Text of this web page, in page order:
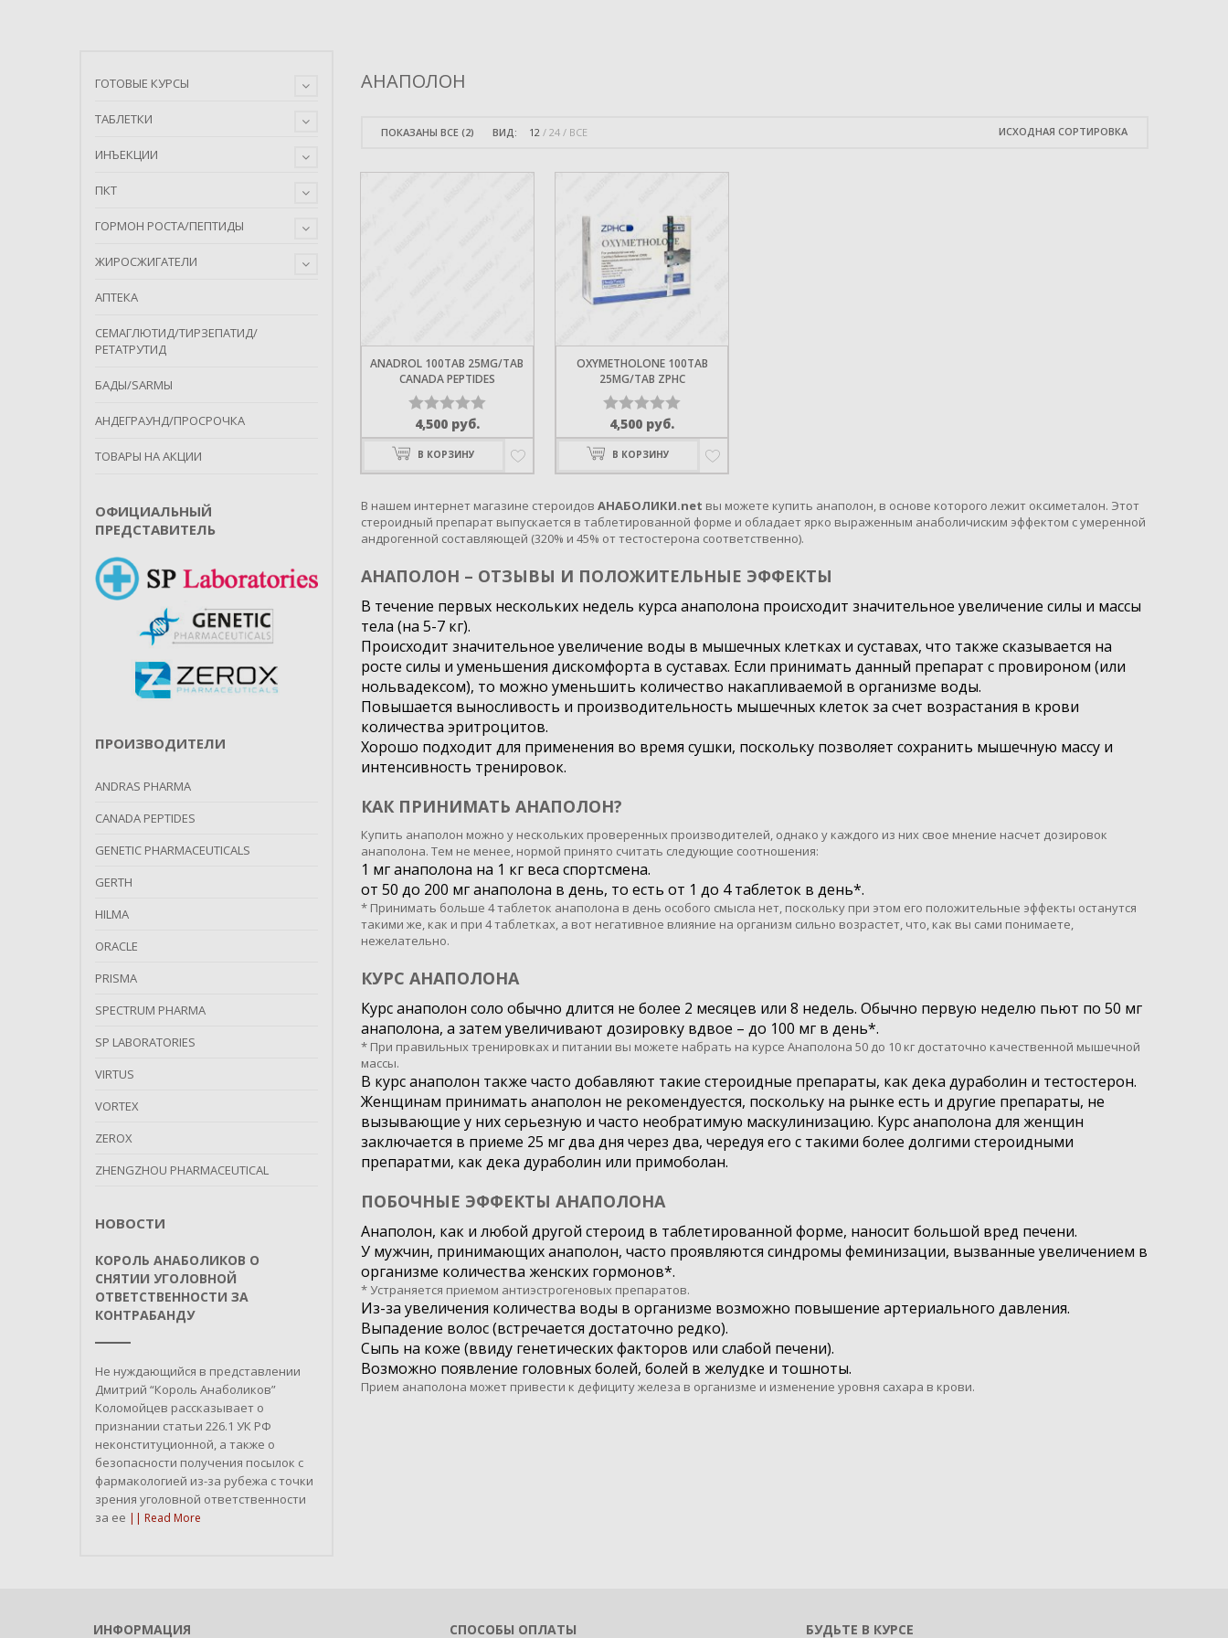
АНАПОЛОН
ПОКАЗАНЫ ВСЕ (2) ВИД: 12 24 ВСЕ
ANADROL 100TAB 25MG/TAB
CANADA PEPTIDES
Оценка
0
из
4,500 руб.
В КОРЗИНУ
OXYMETHOLONE 100TAB
25MG/TAB ZPHC
Оценка
0
из
4,500 руб.
В КОРЗИНУ
В нашем интернет магазине стероидов АНАБОЛИКИ.net вы можете купить анаполон, в основе которого лежит оксиметалон. Этот
стероидный препарат выпускается в таблетированной форме и обладает ярко выраженным анаболичиским эффектом с умеренной
андрогенной составляющей (320% и 45% от тестостерона соответственно).
АНАПОЛОН – ОТЗЫВЫ И ПОЛОЖИТЕЛЬНЫЕ ЭФФЕКТЫ
В течение первых нескольких недель курса анаполона происходит значительное увеличение силы и массы
тела (на 5-7 кг).
Происходит значительное увеличение воды в мышечных клетках и суставах, что также сказывается на
росте силы и уменьшения дискомфорта в суставах. Если принимать данный препарат с провироном (или
нольвадексом), то можно уменьшить количество накапливаемой в организме воды.
Повышается выносливость и производительность мышечных клеток за счет возрастания в крови
количества эритроцитов.
Хорошо подходит для применения во время сушки, поскольку позволяет сохранить мышечную массу и
интенсивность тренировок.
КАК ПРИНИМАТЬ АНАПОЛОН?
Купить анаполон можно у нескольких проверенных производителей, однако у каждого из них свое мнение насчет дозировок
анаполона. Тем не менее, нормой принято считать следующие соотношения:
1 мг анаполона на 1 кг веса спортсмена.
от 50 до 200 мг анаполона в день, то есть от 1 до 4 таблеток в день*.
* Принимать больше 4 таблеток анаполона в день особого смысла нет, поскольку при этом его положительные эффекты останутся
такими же, как и при 4 таблетках, а вот негативное влияние на организм сильно возрастет, что, как вы сами понимаете,
нежелательно.
КУРС АНАПОЛОНА
Курс анаполон соло обычно длится не более 2 месяцев или 8 недель. Обычно первую неделю пьют по 50 мг
анаполона, а затем увеличивают дозировку вдвое – до 100 мг в день*.
* При правильных тренировках и питании вы можете набрать на курсе Анаполона 50 до 10 кг достаточно качественной мышечной
массы.
В курс анаполон также часто добавляют такие стероидные препараты, как дека дураболин и тестостерон.
Женщинам принимать анаполон не рекомендуестся, поскольку на рынке есть и другие препараты, не
вызывающие у них серьезную и часто необратимую маскулинизацию. Курс анаполона для женщин
заключается в приеме 25 мг два дня через два, чередуя его с такими более долгими стероидными
препаратми, как дека дураболин или примоболан.
ПОБОЧНЫЕ ЭФФЕКТЫ АНАПОЛОНА
Анаполон, как и любой другой стероид в таблетированной форме, наносит большой вред печени.
У мужчин, принимающих анаполон, часто проявляются синдромы феминизации, вызванные увеличением в
организме количества женских гормонов*.
* Устраняется приемом антиэстрогеновых препаратов.
Из-за увеличения количества воды в организме возможно повышение артериального давления.
Выпадение волос (встречается достаточно редко).
Сыпь на коже (ввиду генетических факторов или слабой печени).
Возможно появление головных болей, болей в желудке и тошноты.
Прием анаполона может привести к дефициту железа в организме и изменение уровня сахара в крови.
ГОТОВЫЕ КУРСЫ
ТАБЛЕТКИ
ИНЪЕКЦИИ
ПКТ
ГОРМОН РОСТА/ПЕПТИДЫ
ЖИРОСЖИГАТЕЛИ
АПТЕКА
СЕМАГЛЮТИД/ТИРЗЕПАТИД/
РЕТАТРУТИД
БАДЫ/SARMЫ
АНДЕГРАУНД/ПРОСРОЧКА
ТОВАРЫ НА АКЦИИ
ОФИЦИАЛЬНЫЙ
ПРЕДСТАВИТЕЛЬ
ПРОИЗВОДИТЕЛИ
ANDRAS PHARMA
CANADA PEPTIDES
GENETIC PHARMACEUTICALS
GERTH
HILMA
ORACLE
PRISMA
SPECTRUM PHARMA
SP LABORATORIES
VIRTUS
VORTEX
ZEROX
ZHENGZHOU PHARMACEUTICAL
НОВОСТИ
КОРОЛЬ АНАБОЛИКОВ О
СНЯТИИ УГОЛОВНОЙ
ОТВЕТСТВЕННОСТИ ЗА
КОНТРАБАНДУ
Не нуждающийся в представлении
Дмитрий “Король Анаболиков”
Коломойцев рассказывает о
признании статьи 226.1 УК РФ
неконституционной, а также о
безопасности получения посылок с
фармакологией из-за рубежа с точки
зрения уголовной ответственности
за ее || Read More
ИНФОРМАЦИЯ СПОСОБЫ ОПЛАТЫ БУДЬТЕ В КУРСЕ